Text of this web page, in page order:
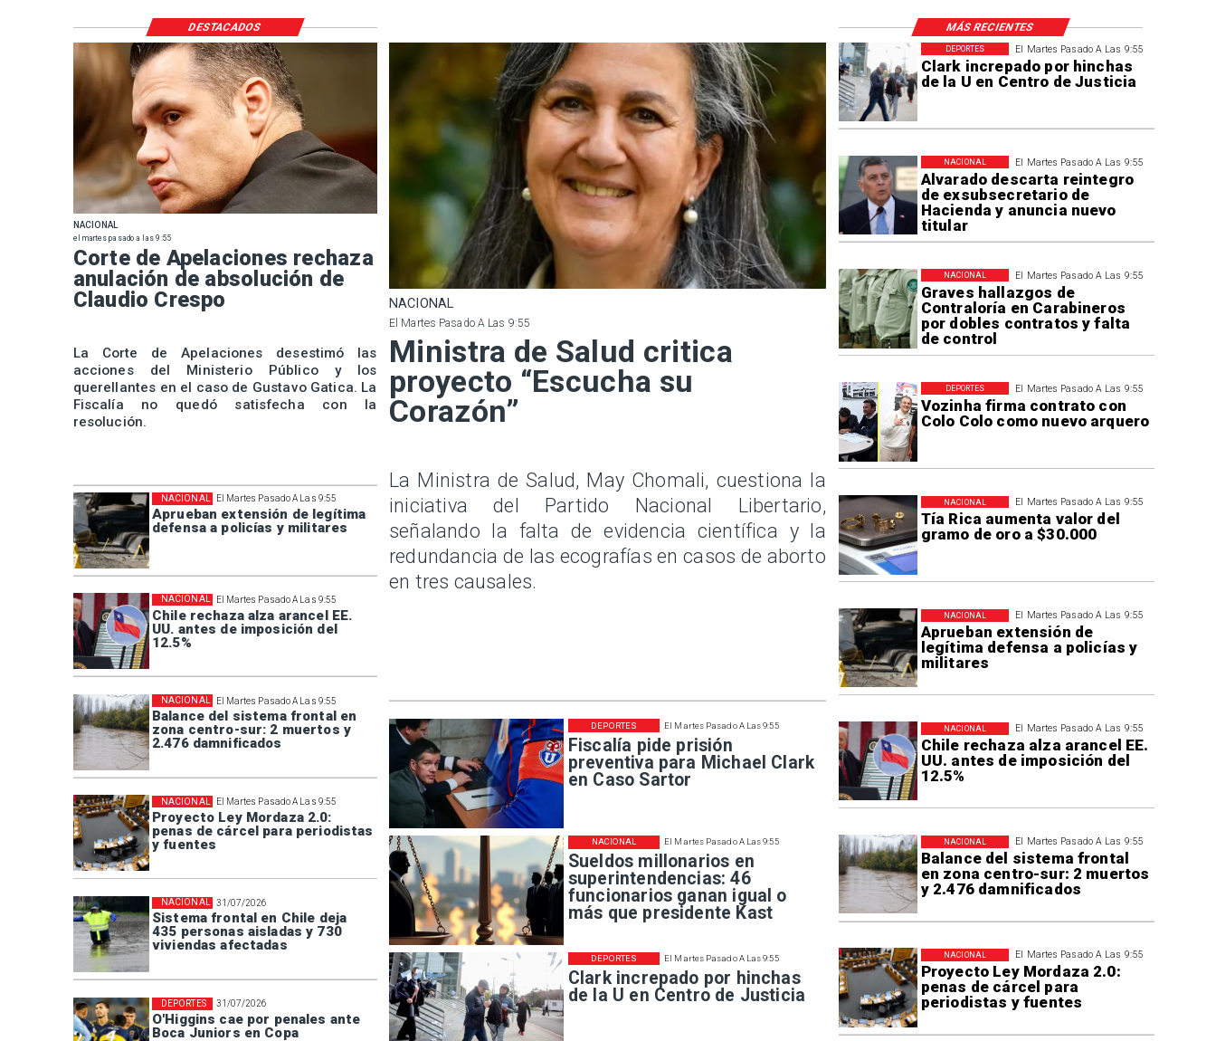
El Martes Pasado A Las 9:55
Clark increpado por hinchas
de la U en Centro de Justicia
DEPORTES
El Martes Pasado A Las 9:55
Alvarado descarta reintegro
de exsubsecretario de
Hacienda y anuncia nuevo
titular
NACIONAL
El Martes Pasado A Las 9:55
Graves hallazgos de
Contraloría en Carabineros
por dobles contratos y falta
de control
NACIONAL
El Martes Pasado A Las 9:55
Vozinha firma contrato con
Colo Colo como nuevo arquero
DEPORTES
El Martes Pasado A Las 9:55
Tía Rica aumenta valor del
gramo de oro a $30.000
NACIONAL
El Martes Pasado A Las 9:55
Aprueban extensión de
legítima defensa a policías y
militares
NACIONAL
El Martes Pasado A Las 9:55
Chile rechaza alza arancel EE.
UU. antes de imposición del
12.5%
NACIONAL
El Martes Pasado A Las 9:55
Balance del sistema frontal
en zona centro-sur: 2 muertos
y 2.476 damnificados
NACIONAL
El Martes Pasado A Las 9:55
Proyecto Ley Mordaza 2.0:
penas de cárcel para
periodistas y fuentes
NACIONAL
El Martes Pasado A Las 9:55
Aprueban extensión de legítima
defensa a policías y militares
NACIONAL
El Martes Pasado A Las 9:55
Chile rechaza alza arancel EE.
UU. antes de imposición del
12.5%
NACIONAL
El Martes Pasado A Las 9:55
Balance del sistema frontal en
zona centro-sur: 2 muertos y
2.476 damnificados
NACIONAL
El Martes Pasado A Las 9:55
Proyecto Ley Mordaza 2.0:
penas de cárcel para periodistas
y fuentes
NACIONAL
31/07/2026
Sistema frontal en Chile deja
435 personas aisladas y 730
viviendas afectadas
NACIONAL
31/07/2026
O'Higgins cae por penales ante
Boca Juniors en Copa
DEPORTES
El Martes Pasado A Las 9:55
Fiscalía pide prisión
preventiva para Michael Clark
en Caso Sartor
DEPORTES
El Martes Pasado A Las 9:55
Sueldos millonarios en
superintendencias: 46
funcionarios ganan igual o
más que presidente Kast
NACIONAL
El Martes Pasado A Las 9:55
Clark increpado por hinchas
de la U en Centro de Justicia
DEPORTES
NACIONAL
el martes pasado a las 9:55
Corte de Apelaciones rechaza
anulación de absolución de
Claudio Crespo
La Corte de Apelaciones desestimó las
acciones del Ministerio Público y los
querellantes en el caso de Gustavo Gatica. La
Fiscalía no quedó satisfecha con la
resolución.
NACIONAL
El Martes Pasado A Las 9:55
Ministra de Salud critica
proyecto “Escucha su
Corazón”
La Ministra de Salud, May Chomali, cuestiona la
iniciativa del Partido Nacional Libertario,
señalando la falta de evidencia científica y la
redundancia de las ecografías en casos de aborto
en tres causales.
DESTACADOS MÁS RECIENTES